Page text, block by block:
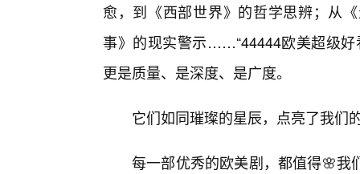
愈，到《西部世界》的哲学思辨；从
事》的现实警示……“44444欧美超级好
更是质量、是深度、是广度。
它们如同璀璨的星辰，点亮了我们
每一部优秀的欧美剧，都值得🌸我